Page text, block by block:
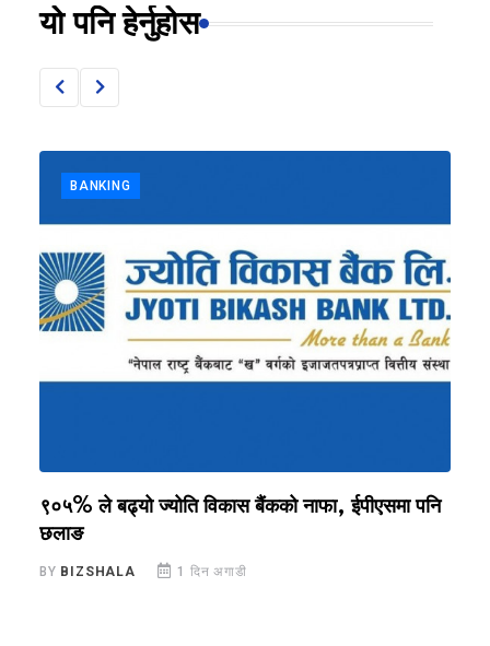
यो पनि हेर्नुहोस
BANKING
९०५% ले बढ्यो ज्योति विकास बैंकको नाफा, ईपीएसमा पनि
छलाङ
BY BIZSHALA 1 दिन अगाडी